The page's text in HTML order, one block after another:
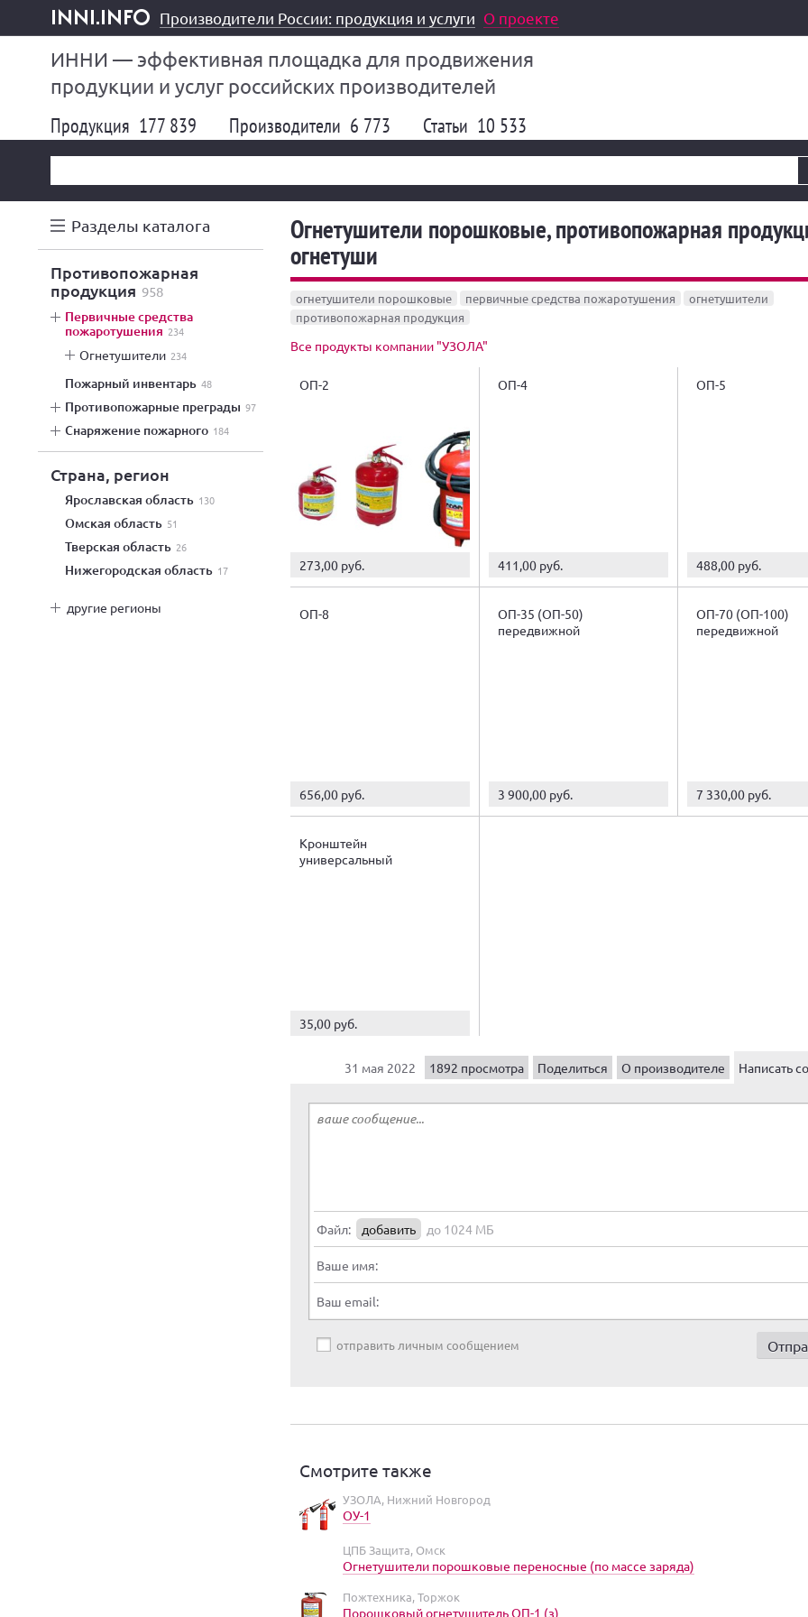
inni.info
Производители России: продукция и услуги О проекте
ИННИ — эффективная площадка для продвижения
продукции и услуг российских производителей
Продукция 177 839 Производители 6 773 Статьи 10 533
Разделы каталога
противопожарная
продукция 958
первичные средства
пожаротушения 234
огнетушители 234
пожарный инвентарь 48
противопожарные преграды 97
снаряжение пожарного 184
Страна, регион
Ярославская область 130
Омская область 51
Тверская область 26
Нижегородская область 17
другие регионы
Огнетушители порошковые, противопожарная
огнетуши
огнетушители порошковые первичные средства пожаротушения
огнетушители
противопожарная продукция
Все продукты компании "УЗОЛА"
ОП-2
273,00 руб.
ОП-4
411,00 руб.
ОП-5
488,00 руб.
ОП-8
656,00 руб.
ОП-35 (ОП-50)
передвижной
3 900,00 руб.
ОП-70 (ОП-100)
передвижной
7 330,00 руб.
Кронштейн
универсальный
35,00 руб.
31 мая 2022 1892 просмотра Поделиться О производителе Написать
Файл: добавить до 1024 МБ
Ваше имя:
Ваш email:
отправить личным сообщением
Смотрите также
УЗОЛА, Нижний Новгород
ОУ-1
ЦПБ Защита, Омск
Огнетушители порошковые переносные (по массе заряда)
Пожтехника, Торжок
Порошковый огнетушитель ОП-1 (з)